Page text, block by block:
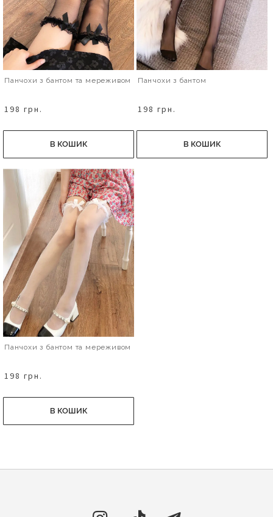
Панчохи з бантом та мереживом
198 грн.
В КОШИК
Панчохи з бантом
198 грн.
В КОШИК
Панчохи з бантом та мереживом
198 грн.
В КОШИК